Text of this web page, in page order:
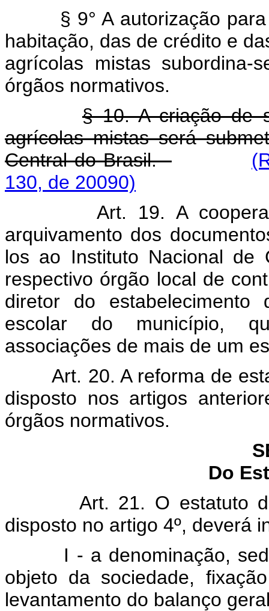
§ 9° A autorização para
habitação, das de crédito e
agrícolas mistas
órgãos normativos.
§ 10. A criação de
agrícolas mistas será
Central do Brasil.
130, de 20090)
Art. 19. A
arquivamento dos
los ao Instituto Nacional de
respectivo órgão local de
diretor do
escolar do município,
associações de mais de um
Art. 20. A reforma de
disposto nos artigos
órgãos normativos.
Do
Art. 21. O estatuto
disposto no artigo 4º, deverá
I - a denominação,
objeto da sociedade,
levantamento do balanço